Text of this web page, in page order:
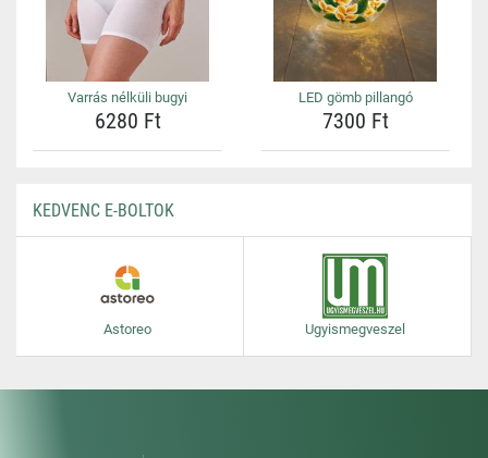
Varrás nélküli bugyi
6280 Ft
LED gömb pillangó
7300 Ft
KEDVENC E-BOLTOK
Astoreo Ugyismegveszel